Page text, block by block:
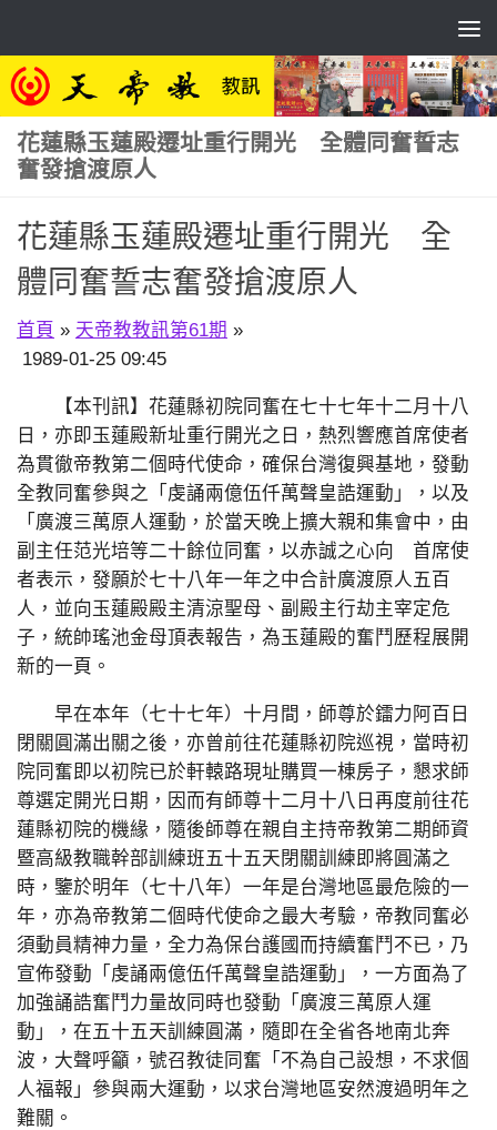
花蓮縣玉蓮殿遷址重行開光 全體同奮誓志
奮發搶渡原人
花蓮縣玉蓮殿遷址重行開光 全
體同奮誓志奮發搶渡原人
首頁 » 天帝教教訊第61期 »
1989-01-25 09:45
【本刊訊】花蓮縣初院同奮在七十七年十二月十八
日，亦即玉蓮殿新址重行開光之日，熱烈響應首席使者
為貫徹帝教第二個時代使命，確保台灣復興基地，發動
全教同奮參與之「虔誦兩億伍仟萬聲皇誥運動」，以及
「廣渡三萬原人運動，於當天晚上擴大親和集會中，由
副主任范光培等二十餘位同奮，以赤誠之心向 首席使
者表示，發願於七十八年一年之中合計廣渡原人五百
人，並向玉蓮殿殿主清涼聖母、副殿主行劫主宰定危
子，統帥瑤池金母頂表報告，為玉蓮殿的奮鬥歷程展開
新的一頁。
早在本年（七十七年）十月間，師尊於鐳力阿百日
閉關圓滿出關之後，亦曾前往花蓮縣初院巡視，當時初
院同奮即以初院已於軒轅路現址購買一棟房子，懇求師
尊選定開光日期，因而有師尊十二月十八日再度前往花
蓮縣初院的機緣，隨後師尊在親自主持帝教第二期師資
暨高級教職幹部訓練班五十五天閉關訓練即將圓滿之
時，鑒於明年（七十八年）一年是台灣地區最危險的一
年，亦為帝教第二個時代使命之最大考驗，帝教同奮必
須動員精神力量，全力為保台護國而持續奮鬥不已，乃
宣佈發動「虔誦兩億伍仟萬聲皇誥運動」，一方面為了
加強誦誥奮鬥力量故同時也發動「廣渡三萬原人運
動」，在五十五天訓練圓滿，隨即在全省各地南北奔
波，大聲呼籲，號召教徒同奮「不為自己設想，不求個
人福報」參與兩大運動，以求台灣地區安然渡過明年之
難關。